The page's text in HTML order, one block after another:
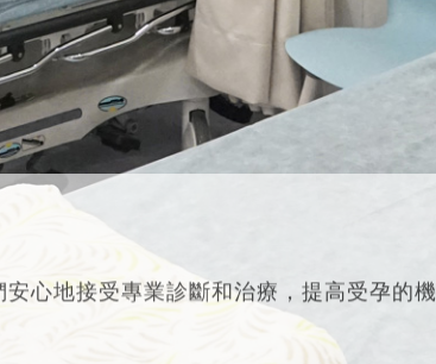
心地接受專業診斷和治療，提高受孕的機